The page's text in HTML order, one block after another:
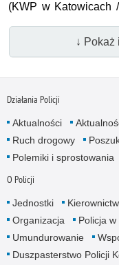
(KWP w Katowicach
↓ Pokaż
Działania Policji
Aktualności
Ruch drogowy
Polemiki i sprostowania
O Policji
Jednostki
Organizacja
Policja w
Umundurowanie
Duszpasterstwo Policji